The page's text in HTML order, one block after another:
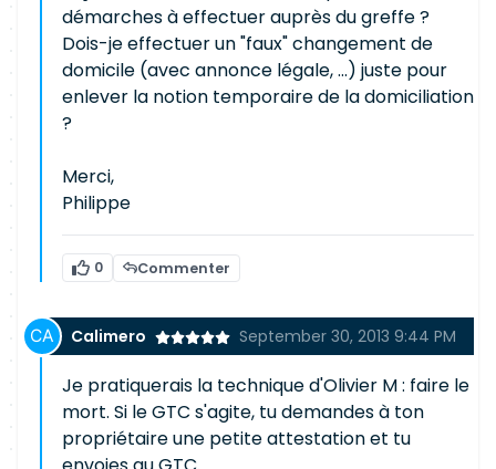
démarches à effectuer auprès du greffe ?
Dois-je effectuer un "faux" changement de
domicile (avec annonce légale, ...) juste pour
enlever la notion temporaire de la domiciliation
?
Merci,
Philippe
0 Commenter
Calimero September 30, 2013 9:44 PM
Je pratiquerais la technique d'Olivier M : faire le
mort. Si le GTC s'agite, tu demandes à ton
propriétaire une petite attestation et tu